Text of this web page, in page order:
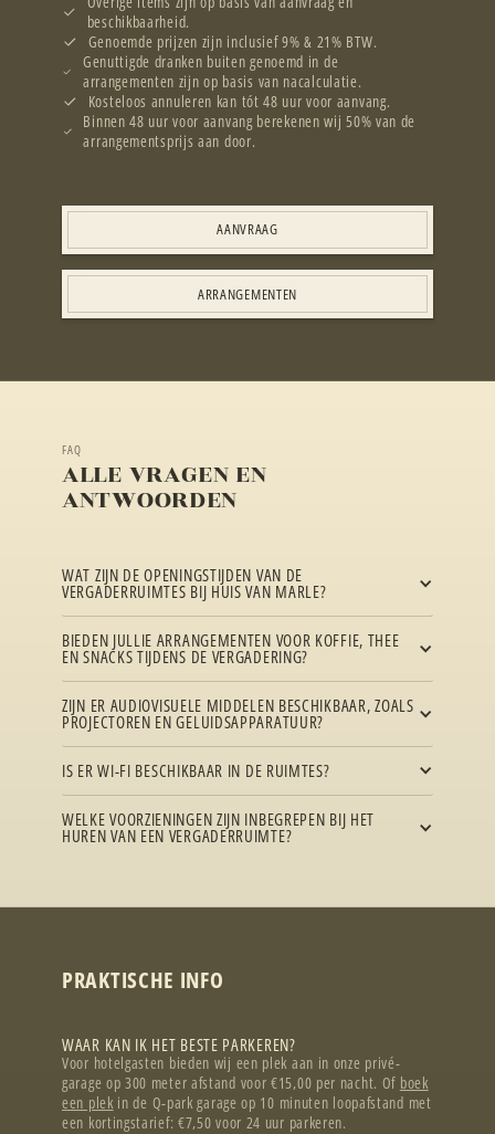
beschikbaarheid.
Genoemde prijzen zijn inclusief 9% & 21% BTW.
Genuttigde dranken buiten genoemd in de
arrangementen zijn op basis van nacalculatie.
Kosteloos annuleren kan tót 48 uur voor aanvang.
Binnen 48 uur voor aanvang berekenen wij 50% van de
arrangementsprijs aan door.
AANVRAAG
ARRANGEMENTEN
FAQ
ALLE VRAGEN EN
ANTWOORDEN
WAT ZIJN DE OPENINGSTIJDEN VAN DE
VERGADERRUIMTES BIJ HUIS VAN MARLE?
BIEDEN JULLIE ARRANGEMENTEN VOOR KOFFIE, THEE
EN SNACKS TIJDENS DE VERGADERING?
ZIJN ER AUDIOVISUELE MIDDELEN BESCHIKBAAR, ZOALS
PROJECTOREN EN GELUIDSAPPARATUUR?
IS ER WI-FI BESCHIKBAAR IN DE RUIMTES?
WELKE VOORZIENINGEN ZIJN INBEGREPEN BIJ HET
HUREN VAN EEN VERGADERRUIMTE?
PRAKTISCHE INFO
WAAR KAN IK HET BESTE PARKEREN?
Voor hotelgasten bieden wij een plek aan in onze privé-
garage op 300 meter afstand voor €15,00 per nacht. Of boek
een plek in de Q-park garage op 10 minuten loopafstand met
een kortingstarief: €7,50 voor 24 uur parkeren.